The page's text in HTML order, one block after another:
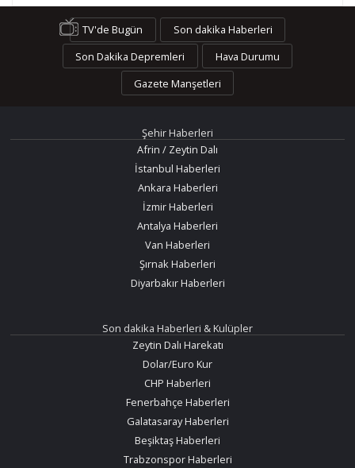
TV'de Bugün
Son dakika Haberleri
Son Dakika Depremleri
Hava Durumu
Gazete Manşetleri
Şehir Haberleri
Afrin / Zeytin Dalı
İstanbul Haberleri
Ankara Haberleri
İzmir Haberleri
Antalya Haberleri
Van Haberleri
Şırnak Haberleri
Diyarbakır Haberleri
Son dakika Haberleri & Kulüpler
Zeytin Dalı Harekatı
Dolar/Euro Kur
CHP Haberleri
Fenerbahçe Haberleri
Galatasaray Haberleri
Beşiktaş Haberleri
Trabzonspor Haberleri